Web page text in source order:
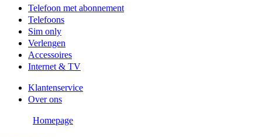
Telefoon met abonnement
Telefoons
Sim only
Verlengen
Accessoires
Internet & TV
Klantenservice
Over ons
Homepage